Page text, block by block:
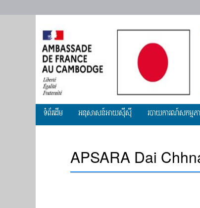
Primary
menu
ទំព័រដើម អ​នុសាសន៍អាយស៊ីស៊ី របាយការណ៍សកម្មភ
APSARA Dai